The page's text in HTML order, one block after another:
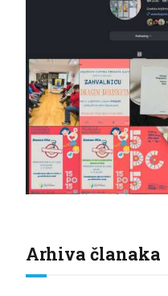
Arhiva članaka